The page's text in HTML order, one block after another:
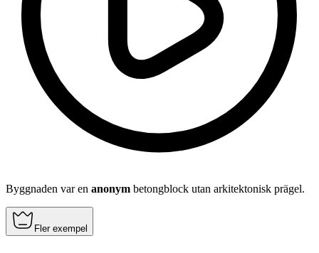
Byggnaden var en anonym betongblock utan arkitektonisk prägel.
Fler exempel